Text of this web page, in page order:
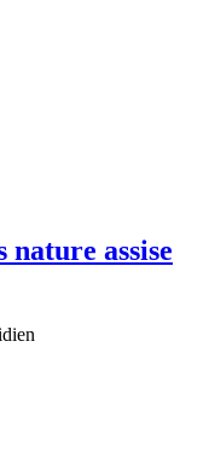
nature assise